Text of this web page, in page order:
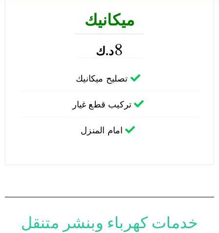
ميكانيك
8د.ك
تصليح ميكانيك
تركيب قطع غيار
امام المنزل
خدمات كهرباء وبنشر متنقل